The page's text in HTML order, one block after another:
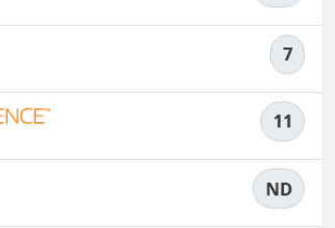
7
11
ND